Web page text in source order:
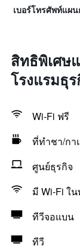
เบอร์โทรศัพท์แผ
สิทธิพิเศษ
โรงแรมธุ
Wi-Fi ฟรี
ที่ทำชา/กา
ศูนย์ธุรกิจ
มี Wi-Fi ใ
ทีวีจอแบน
ทีวี